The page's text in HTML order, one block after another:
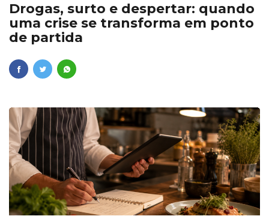
Drogas, surto e despertar: quando
uma crise se transforma em ponto
de partida